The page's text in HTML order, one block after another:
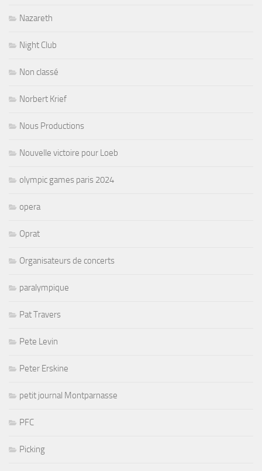
Nazareth
Night Club
Non classé
Norbert Krief
Nous Productions
Nouvelle victoire pour Loeb
olympic games paris 2024
opera
Oprat
Organisateurs de concerts
paralympique
Pat Travers
Pete Levin
Peter Erskine
petit journal Montparnasse
PFC
Picking